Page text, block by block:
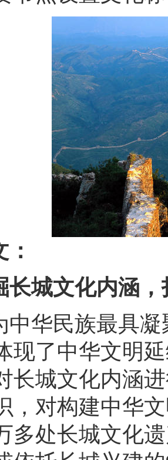
长城文化内涵
中华民族最具
现了中华文明
长城文化内涵
，对构建中华
多处长城文化